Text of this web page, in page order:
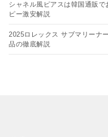
シャネル風ピアスは韓国通販
ピー​激安解説
2025ロレックス サブマリーナ
品の徹底解説